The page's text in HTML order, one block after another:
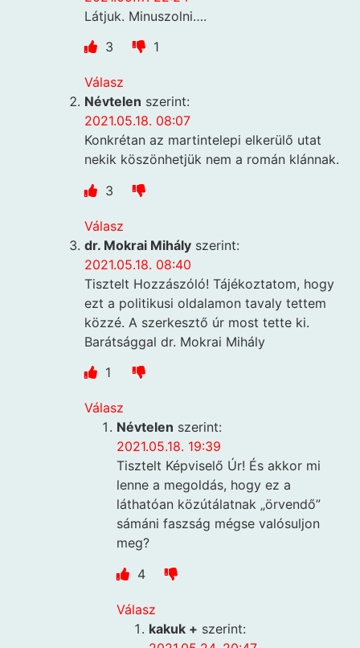
Látjuk. Minuszolni….
3
1
Válasz
Névtelen szerint:
2021.05.18. 08:07
Konkrétan az martintelepi elkerülő utat
nekik köszönhetjük nem a román klánnak.
3
Válasz
dr. Mokrai Mihály szerint:
2021.05.18. 08:40
Tisztelt Hozzászóló! Tájékoztatom, hogy
ezt a politikusi oldalamon tavaly tettem
közzé. A szerkesztő úr most tette ki.
Barátsággal dr. Mokrai Mihály
1
Válasz
Névtelen szerint:
2021.05.18. 19:39
Tisztelt Képviselő Úr! És akkor mi
lenne a megoldás, hogy ez a
láthatóan közútálatnak „örvendő”
sámáni faszság mégse valósuljon
meg?
4
Válasz
kakuk + szerint: